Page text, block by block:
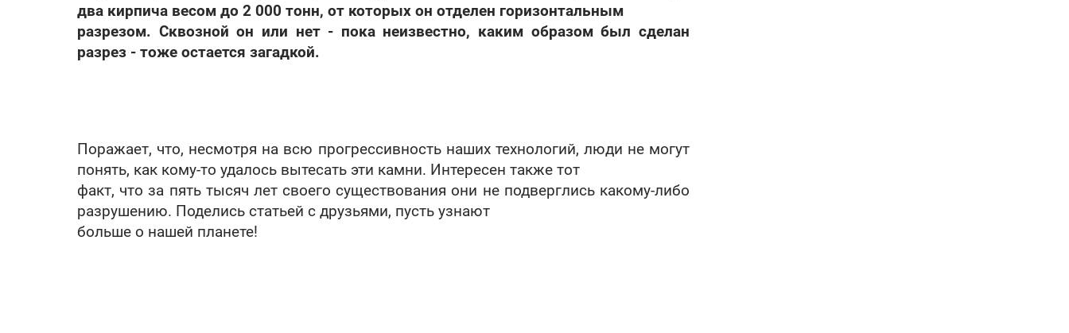
два кирпича весом до 2 000 тонн, от которых он отделен горизонтальным
разрезом. Сквозной он или нет - пока неизвестно, каким образом был сделан
разрез - тоже остается загадкой.
Поражает, что, несмотря на всю прогрессивность наших технологий, люди не могут
понять, как кому-то удалось вытесать эти камни. Интересен также тот
факт, что за пять тысяч лет своего существования они не подверглись какому-либо
разрушению. Поделись статьей с друзьями, пусть узнают
больше о нашей планете!